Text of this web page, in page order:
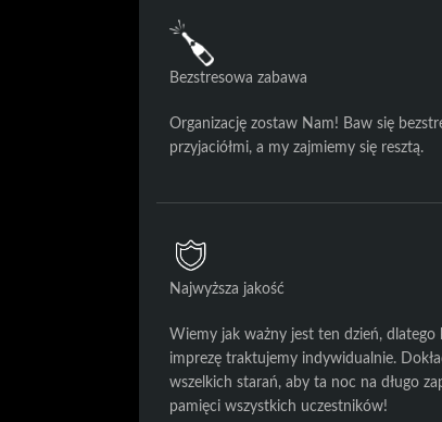
Bezstresowa zabawa
Organizację zostaw Nam! Baw się
przyjaciółmi, a my zajmiemy się resztą.
Najwyższa jakość
Wiemy jak ważny jest ten dzień, dlatego
imprezę traktujemy indywidualnie.
wszelkich starań, aby ta noc na długo
pamięci wszystkich uczestników!